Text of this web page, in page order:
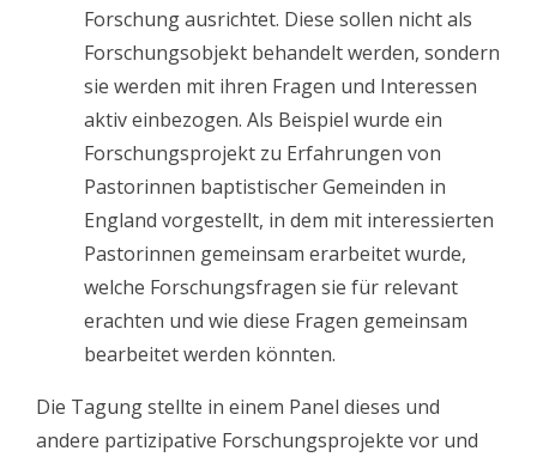
Forschung ausrichtet. Diese sollen nicht als
Forschungsobjekt behandelt werden, sondern
sie werden mit ihren Fragen und Interessen
aktiv einbezogen. Als Beispiel wurde ein
Forschungsprojekt zu Erfahrungen von
Pastorinnen baptistischer Gemeinden in
England vorgestellt, in dem mit interessierten
Pastorinnen gemeinsam erarbeitet wurde,
welche Forschungsfragen sie für relevant
erachten und wie diese Fragen gemeinsam
bearbeitet werden könnten.
Die Tagung stellte in einem Panel dieses und
andere partizipative Forschungsprojekte vor und